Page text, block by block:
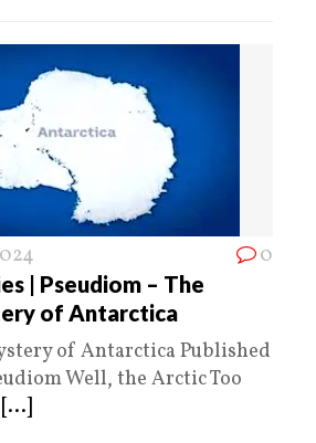
0
| Pseudiom – The
of Antarctica
of Antarctica Published
Well, the Arctic Too
[...]